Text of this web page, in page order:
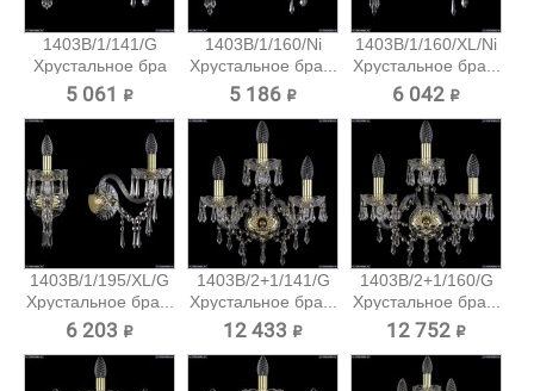
1403B/1/141/G
Хрустальное бра
Bohemia...
5 061 ₽
1403B/1/160/Ni
Хрустальное бра...
5 186 ₽
1403B/1/160/XL/Ni
Хрустальное бра...
6 042 ₽
1403B/1/195/XL/G
Хрустальное бра...
6 203 ₽
1403B/2+1/141/G
Хрустальное бра...
12 433 ₽
1403B/2+1/160/G
Хрустальное бра...
12 752 ₽